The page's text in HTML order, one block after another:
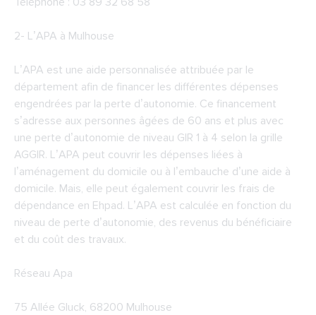
2- L’APA à Mulhouse
L’APA est une aide personnalisée attribuée par le
département afin de financer les différentes dépenses
engendrées par la perte d’autonomie. Ce financement
s’adresse aux personnes âgées de 60 ans et plus avec
une perte d’autonomie de niveau GIR 1 à 4 selon la grille
AGGIR. L’APA peut couvrir les dépenses liées à
l’aménagement du domicile ou à l’embauche d’une aide à
domicile. Mais, elle peut également couvrir les frais de
dépendance en Ehpad. L’APA est calculée en fonction du
niveau de perte d’autonomie, des revenus du bénéficiaire
et du coût des travaux.
Réseau Apa
75 Allée Gluck, 68200 Mulhouse